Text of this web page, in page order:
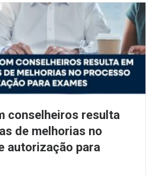
conselheiros resulta
de melhorias no
autorização para